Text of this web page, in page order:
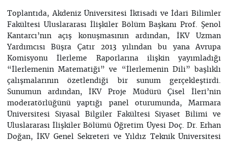
Toplantıda, Akdeniz Üniversitesi İktisadi ve İdari Bilimler
Fakültesi Uluslararası İlişkiler Bölüm Başkanı Prof. Şenol
Kantarcı’nın açış konuşmasının ardından, İKV Uzman
Yardımcısı Büşra Çatır 2013 yılından bu yana Avrupa
Komisyonu İlerleme Raporlarına ilişkin yayımladığı
“İlerlemenin Matematiği” ve “İlerlemenin Dili” başlıklı
çalışmalarının özetlendiği bir sunum gerçekleştirdi.
Sunumun ardından, İKV Proje Müdürü Çisel İleri’nin
moderatörlüğünü yaptığı panel oturumunda, Marmara
Üniversitesi Siyasal Bilgiler Fakültesi Siyaset Bilimi ve
Uluslararası İlişkiler Bölümü Öğretim Üyesi Doç. Dr. Erhan
Doğan, İKV Genel Sekreteri ve Yıldız Teknik Üniversitesi